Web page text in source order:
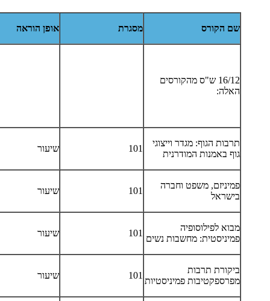
שם הקורס מסגרת אופן הוראה
16/12 ש"ס מהקורסים
האלה:
תרבות הגוף: מגדר וייצוגי
גוף באמנות המודרנית
101 שיעור
פמיניזם, משפט וחברה
בישראל
101 שיעור
מבוא לפילוסופיה
פמיניסטית: מחשבות נשים
101 שיעור
ביקורת תרבות
מפרספקטיבות פמיניסטיות
101 שיעור